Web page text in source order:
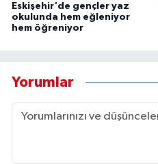
Eskişehir'de gençler yaz
okulunda hem eğleniyor
hem öğreniyor
Yorumlar